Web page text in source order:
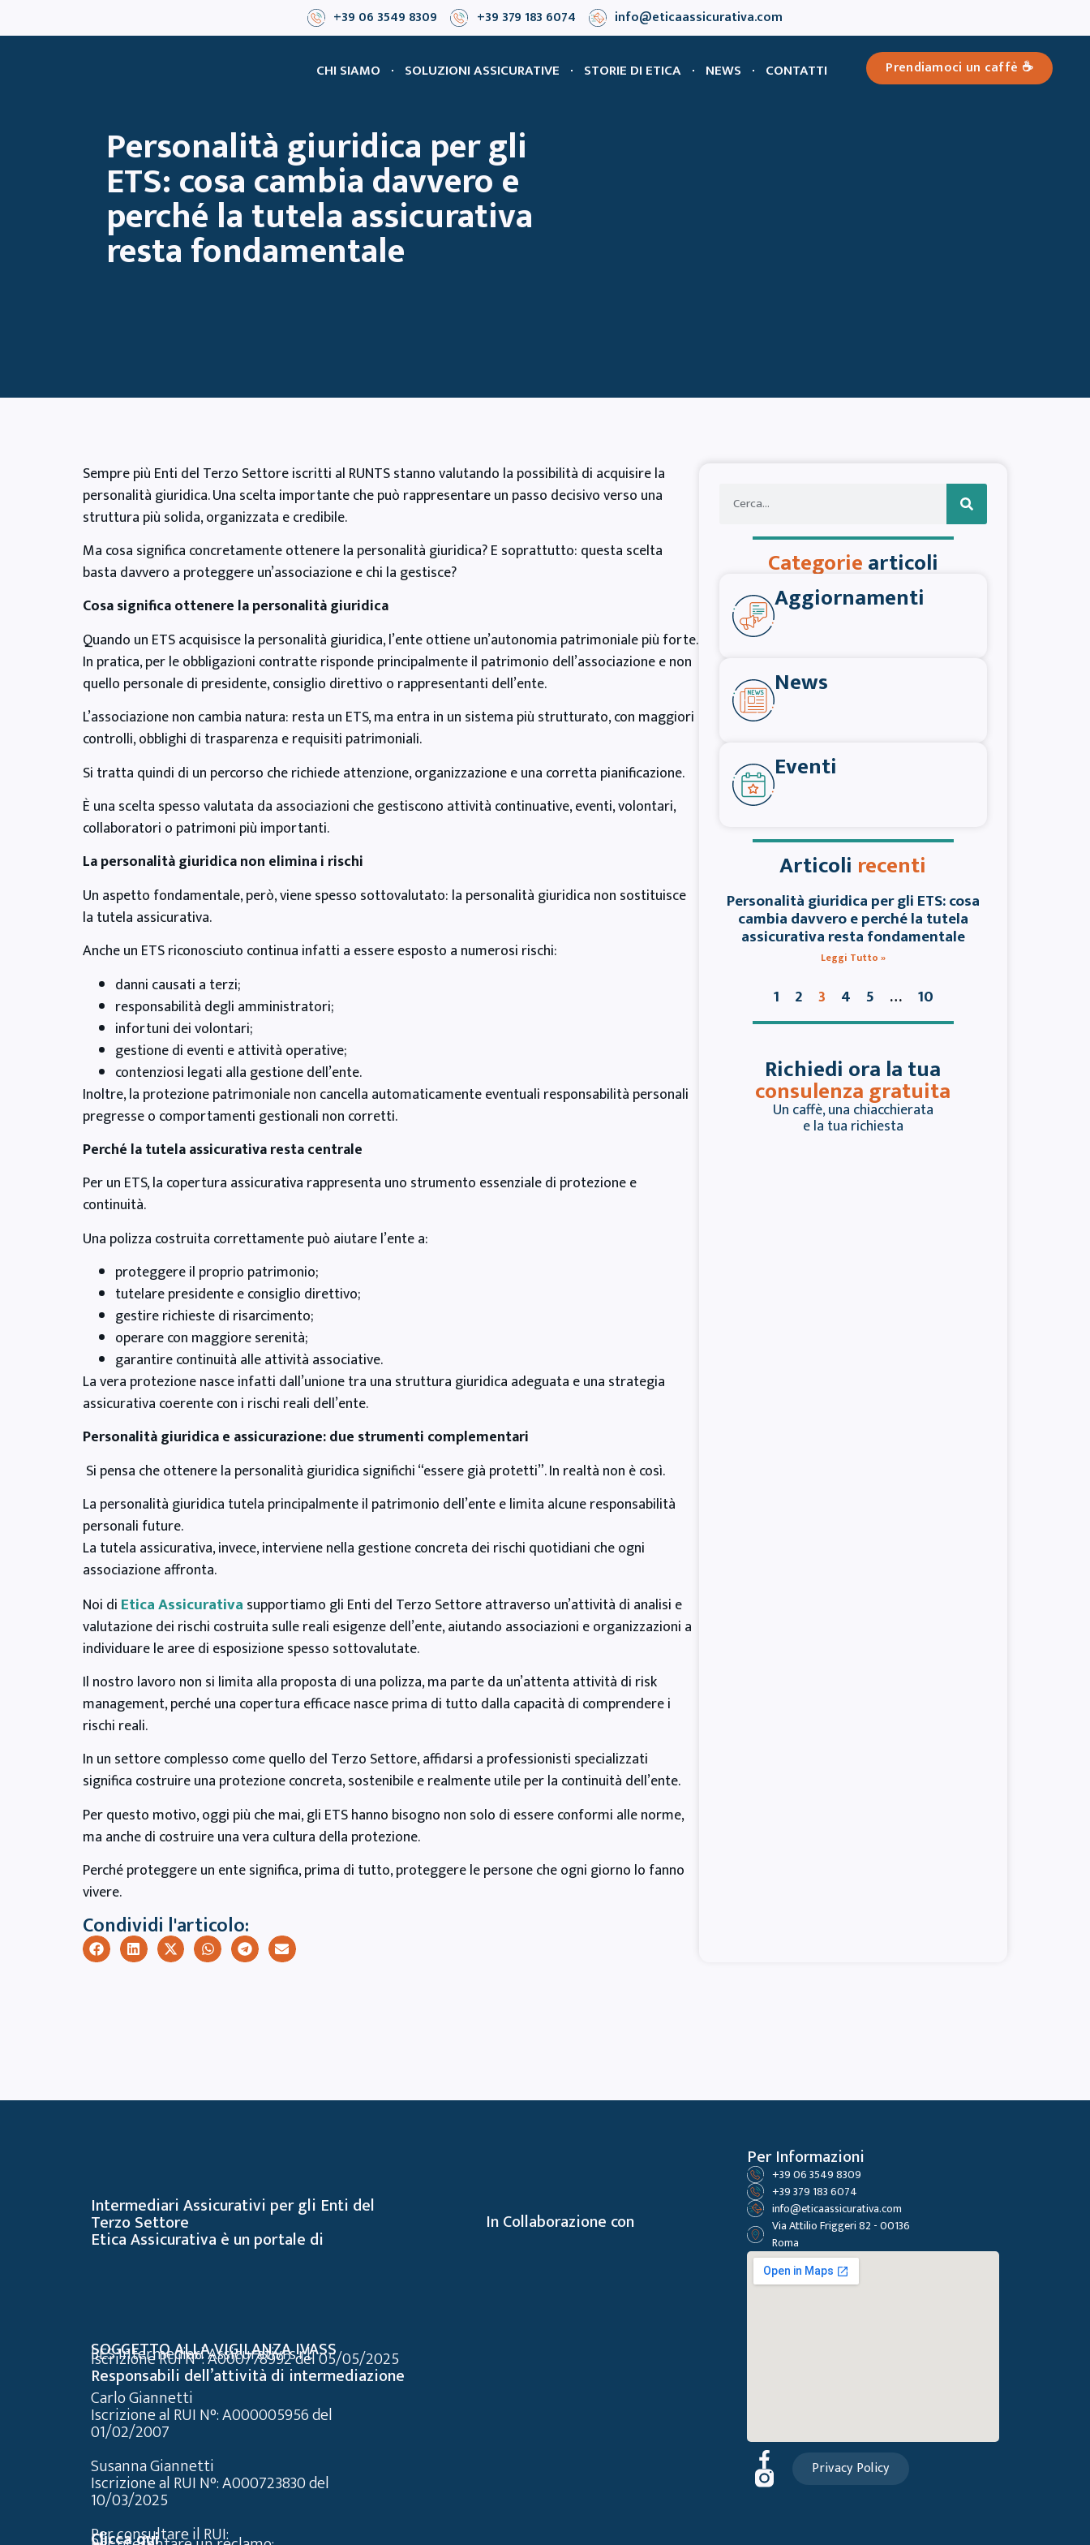
+39 06 3549 8309 +39 379 183 6074 info@eticaassicurativa.com
CHI SIAMO SOLUZIONI ASSICURATIVE STORIE DI ETICA NEWS CONTATTI Prendiamoci un caffè ☕️
Personalità giuridica per gli
ETS: cosa cambia davvero e
perché la tutela assicurativa
resta fondamentale
Sempre più Enti del Terzo Settore iscritti al RUNTS stanno valutando la possibilità di acquisire la
personalità giuridica. Una scelta importante che può rappresentare un passo decisivo verso una
struttura più solida, organizzata e credibile.
Ma cosa significa concretamente ottenere la personalità giuridica? E soprattutto: questa scelta
basta davvero a proteggere un’associazione e chi la gestisce?
Cosa significa ottenere la personalità giuridica
Quando un ETS acquisisce la personalità giuridica, l’ente ottiene un’autonomia patrimoniale più forte.
In pratica, per le obbligazioni contratte risponde principalmente il patrimonio dell’associazione e non
quello personale di presidente, consiglio direttivo o rappresentanti dell’ente.
L’associazione non cambia natura: resta un ETS, ma entra in un sistema più strutturato, con maggiori
controlli, obblighi di trasparenza e requisiti patrimoniali.
Si tratta quindi di un percorso che richiede attenzione, organizzazione e una corretta pianificazione.
È una scelta spesso valutata da associazioni che gestiscono attività continuative, eventi, volontari,
collaboratori o patrimoni più importanti.
La personalità giuridica non elimina i rischi
Un aspetto fondamentale, però, viene spesso sottovalutato: la personalità giuridica non sostituisce
la tutela assicurativa.
Anche un ETS riconosciuto continua infatti a essere esposto a numerosi rischi:
danni causati a terzi;
responsabilità degli amministratori;
infortuni dei volontari;
gestione di eventi e attività operative;
contenziosi legati alla gestione dell’ente.
Inoltre, la protezione patrimoniale non cancella automaticamente eventuali responsabilità personali
pregresse o comportamenti gestionali non corretti.
Perché la tutela assicurativa resta centrale
Per un ETS, la copertura assicurativa rappresenta uno strumento essenziale di protezione e
continuità.
Una polizza costruita correttamente può aiutare l’ente a:
proteggere il proprio patrimonio;
tutelare presidente e consiglio direttivo;
gestire richieste di risarcimento;
operare con maggiore serenità;
garantire continuità alle attività associative.
La vera protezione nasce infatti dall’unione tra una struttura giuridica adeguata e una strategia
assicurativa coerente con i rischi reali dell’ente.
Personalità giuridica e assicurazione: due strumenti complementari
Si pensa che ottenere la personalità giuridica significhi “essere già protetti”. In realtà non è così.
La personalità giuridica tutela principalmente il patrimonio dell’ente e limita alcune responsabilità
personali future.
La tutela assicurativa, invece, interviene nella gestione concreta dei rischi quotidiani che ogni
associazione affronta.
Noi di Etica Assicurativa supportiamo gli Enti del Terzo Settore attraverso un’attività di analisi e
valutazione dei rischi costruita sulle reali esigenze dell’ente, aiutando associazioni e organizzazioni a
individuare le aree di esposizione spesso sottovalutate.
Il nostro lavoro non si limita alla proposta di una polizza, ma parte da un’attenta attività di risk
management, perché una copertura efficace nasce prima di tutto dalla capacità di comprendere i
rischi reali.
In un settore complesso come quello del Terzo Settore, affidarsi a professionisti specializzati
significa costruire una protezione concreta, sostenibile e realmente utile per la continuità dell’ente.
Per questo motivo, oggi più che mai, gli ETS hanno bisogno non solo di essere conformi alle norme,
ma anche di costruire una vera cultura della protezione.
Perché proteggere un ente significa, prima di tutto, proteggere le persone che ogni giorno lo fanno
vivere.
Condividi l'articolo:
Categoriearticoli
Aggiornamenti
News
Eventi
Articoli recenti
Personalità giuridica per gli ETS: cosa
cambia davvero e perché la tutela
assicurativa resta fondamentale
Leggi Tutto »
1 2 3 4 5 … 10
Richiedi ora la tua
consulenza gratuita
Un caffè, una chiacchierata
e la tua richiesta
Intermediari Assicurativi per gli Enti del
Terzo Settore
Etica Assicurativa è un portale di
SOGGETTO ALLA VIGILANZA IVASS
BES Intermediari Assicurativi s.r.l.
Iscrizione RUI N°: A000778992 del 05/05/2025
Responsabili dell’attività di intermediazione
Carlo Giannetti
Iscrizione al RUI N°: A000005956 del
01/02/2007
Susanna Giannetti
Iscrizione al RUI N°: A000723830 del
10/03/2025
Per consultare il RUI:
In Collaborazione con
Per Informazioni
+39 06 3549 8309
+39 379 183 6074
info@eticaassicurativa.com
Via Attilio Friggeri 82 - 00136
Roma
Privacy Policy